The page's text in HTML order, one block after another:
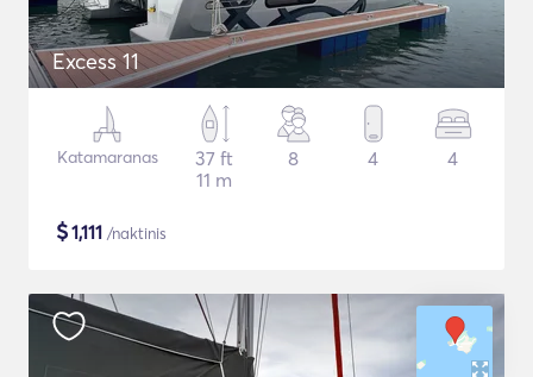
Excess 11
Katamaranas
37 ft
11 m
8 4 4
$1,111 /naktinis